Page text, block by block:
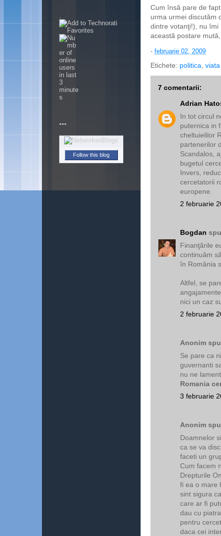
Cum însă pare de
urma urmei discutăm
dintre votanţi!), nu îmi
această postare
- februarie 02, 2009
Etichete: politica
7 comentarii:
Adrian
In tot circul
puternica in
cheltuielilor
partenerilor
Scandalos,
bugetul
Invers,
cercetatorii
europene.
2 februarie
Bogdan
Finanţările
continuăm
în România
Altfel, se
nici un caz
2 februarie
Anonim
Se pare ca
guvernanti
nu ne
Romania
3 februarie
Anonim
Doamnelor
ca se va
faceti un
Cum facem
Drepturile
fi ea o mare
sint sigura
care ar fi
dau cu
pentru
daca cei
---
Follow this blog